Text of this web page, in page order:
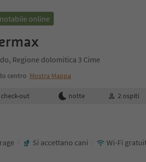
online
Regione dolomitica 3 Cime
centro Mostra Mappa
prenotazione
out notte 2 ospiti
Si accettano cani Wi-Fi